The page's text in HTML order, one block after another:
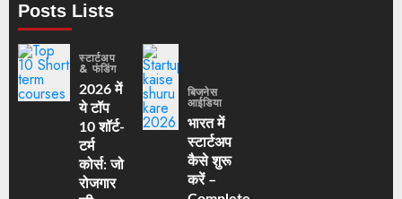
Posts Lists
स्टार्टअप
& फंडिंग
2026 में
ये टॉप
10 शॉर्ट-
टर्म
कोर्स: जो
रोजगार
बिजनेस
आईडिया
भारत में
स्टार्टअप
कैसे शुरू
करें –